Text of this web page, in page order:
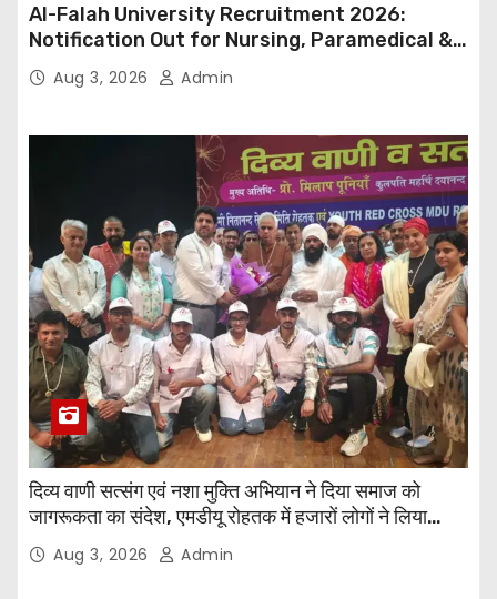
Al-Falah University Recruitment 2026:
Notification Out for Nursing, Paramedical &
Supporting Staff Posts, Apply Through Email
Aug 3, 2026 Admin
दिव्य वाणी सत्संग एवं नशा मुक्ति अभियान ने दिया समाज को
जागरूकता का संदेश, एमडीयू रोहतक में हजारों लोगों ने लिया
संकल्पAug 3, 2026 Admin